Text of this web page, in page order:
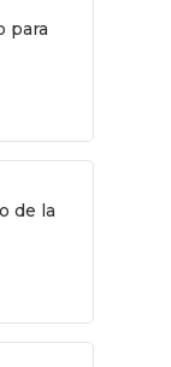
para
de la